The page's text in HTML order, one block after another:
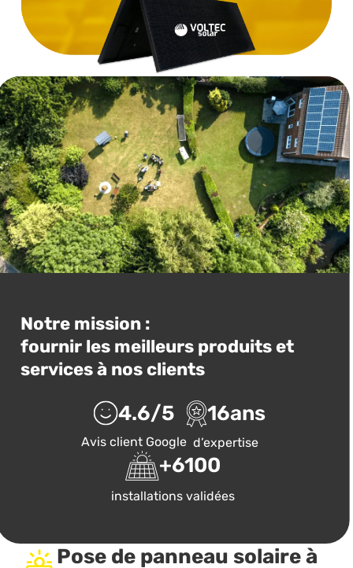
Notre mission :
fournir les meilleurs produits et
services à nos clients
4.6/5
Avis client Google
16ans
d’expertise
+6100
installations validées
Pose de panneau solaire à